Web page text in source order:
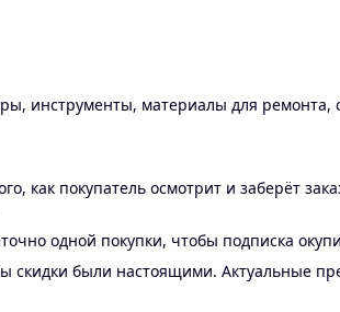
инструменты, материалы для ремонта,
как покупатель осмотрит и заберёт
одной покупки, чтобы подписка
скидки были настоящими. Актуальные